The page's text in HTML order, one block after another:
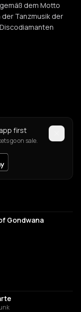
dem Motto
Tanzmusik der
first
go on sale.
Gondwana